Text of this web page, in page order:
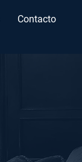
Contacto